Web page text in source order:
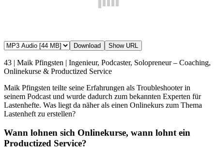
Download Show URL
43 | Maik Pfingsten | Ingenieur, Podcaster, Solopreneur – Coaching,
Onlinekurse & Productized Service
Maik Pfingsten teilte seine Erfahrungen als Troubleshooter in
seinem Podcast und wurde dadurch zum bekannten Experten für
Lastenhefte. Was liegt da näher als einen Onlinekurs zum Thema
Lastenheft zu erstellen?
Wann lohnen sich Onlinekurse, wann lohnt ein
Productized Service?